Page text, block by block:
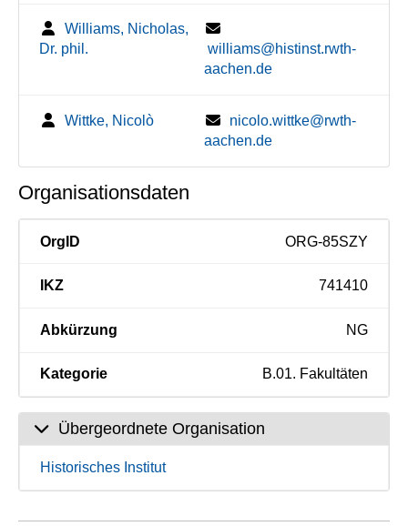
Williams, Nicholas,
Dr. phil.
williams@histinst.rwth-
aachen.de
Wittke, Nicolò
nicolo.wittke@rwth-
aachen.de
Organisationsdaten
OrgID ORG-85SZY
IKZ 741410
Abkürzung NG
Kategorie B.01. Fakultäten
Übergeordnete Organisation
Historisches Institut